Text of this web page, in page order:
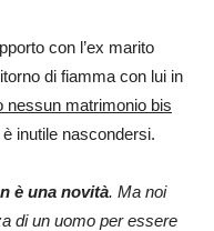
con l’ex marito
di fiamma con lui in
nessun matrimonio bis
inutile nascondersi.
è una novità. Ma noi
di un uomo per essere